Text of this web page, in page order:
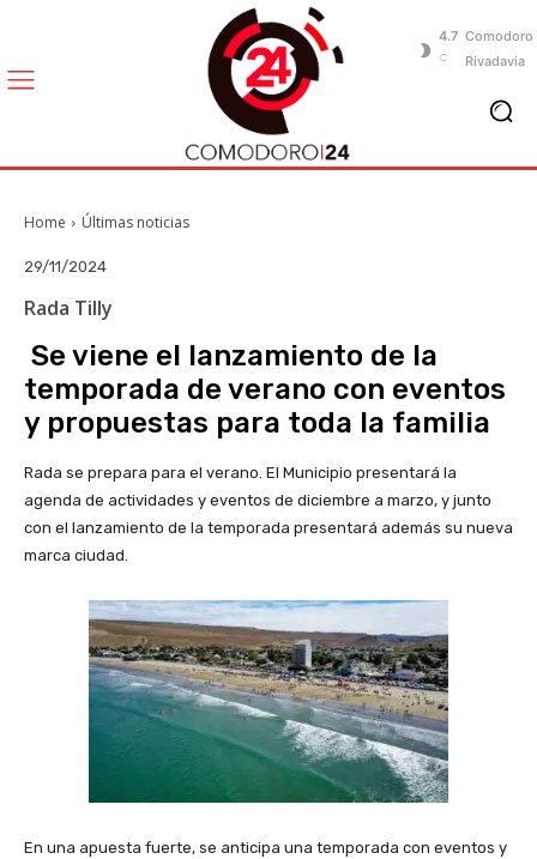
4.7
C
Comodoro
Rivadavia
Home Últimas noticias
29/11/2024
Rada Tilly
Se viene el lanzamiento de la
temporada de verano con eventos
y propuestas para toda la familia
Rada se prepara para el verano. El Municipio presentará la
agenda de actividades y eventos de diciembre a marzo, y junto
con el lanzamiento de la temporada presentará además su nueva
marca ciudad.
En una apuesta fuerte, se anticipa una temporada con eventos y